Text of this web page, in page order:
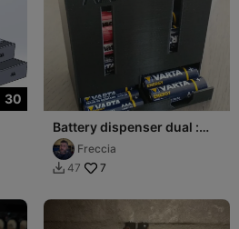
30
Battery dispenser dual :
AAA & AA
Freccia
 47 7